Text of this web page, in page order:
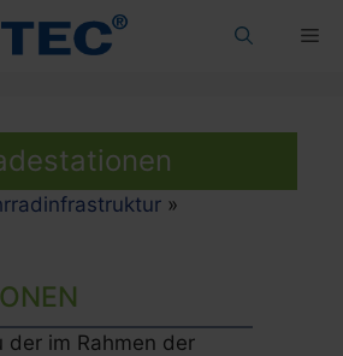
»
der im Rahmen der